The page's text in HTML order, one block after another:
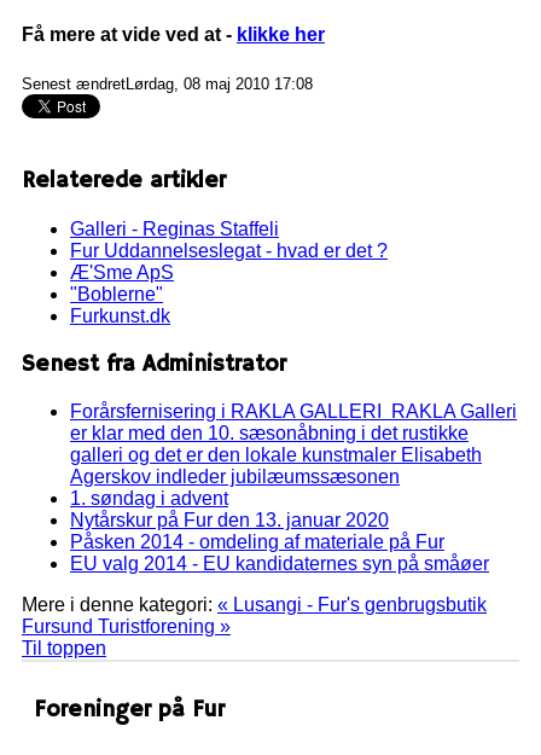
Få mere at vide ved at - klikke her
Senest ændretLørdag, 08 maj 2010 17:08
Relaterede artikler
Galleri - Reginas Staffeli
Fur Uddannelseslegat - hvad er det ?
Æ'Sme ApS
"Boblerne"
Furkunst.dk
Senest fra Administrator
Forårsfernisering i RAKLA GALLERI RAKLA Galleri
er klar med den 10. sæsonåbning i det rustikke
galleri og det er den lokale kunstmaler Elisabeth
Agerskov indleder jubilæumssæsonen
1. søndag i advent
Nytårskur på Fur den 13. januar 2020
Påsken 2014 - omdeling af materiale på Fur
EU valg 2014 - EU kandidaternes syn på småøer
Mere i denne kategori: « Lusangi - Fur's genbrugsbutik
Fursund Turistforening »
Til toppen
Foreninger på Fur